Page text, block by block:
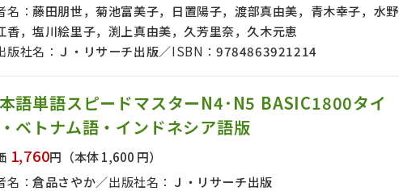
名：藤田朋世，菊池富美子，日置陽子，渡部真由美，青木幸子，水野
香，塩川絵里子，渕上真由美，久芳里奈，久木元恵
版社名： Ｊ・リサーチ出版 ISBN： 9784863921214
語単語スピードマスターN4･N5 BASIC1800タイ
ベトナム語・インドネシア語版
1,760円 （本体 1,600 円）
名：倉品さやか 出版社名： Ｊ・リサーチ出版